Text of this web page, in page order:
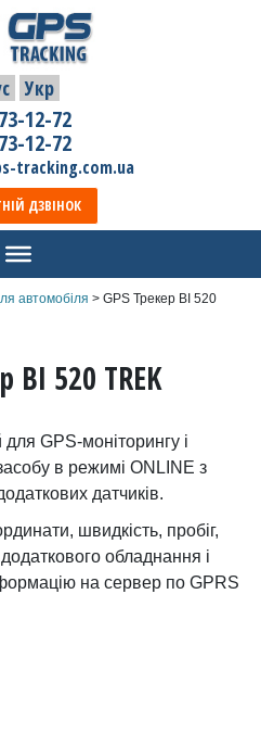
Укр
12-72
12-72
tracking.com.ua
ДЗВІНОК
автомобіля > GPS Трекер BI 520
BI 520 TREK
GPS-моніторингу і
в режимі ONLINE з
датчиків.
швидкість, пробіг,
обладнання і
на сервер по GPRS